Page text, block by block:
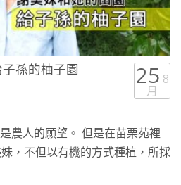
孫的柚子園 25 8
月
農人的願望。 但是在苗栗苑裡
，不但以有機的方式種植，所採